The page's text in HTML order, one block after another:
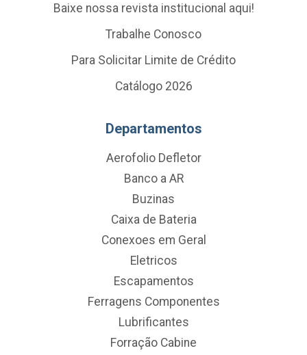
Baixe nossa revista institucional aqui!
Trabalhe Conosco
Para Solicitar Limite de Crédito
Catálogo 2026
Departamentos
Aerofolio Defletor
Banco a AR
Buzinas
Caixa de Bateria
Conexoes em Geral
Eletricos
Escapamentos
Ferragens Componentes
Lubrificantes
Forração Cabine